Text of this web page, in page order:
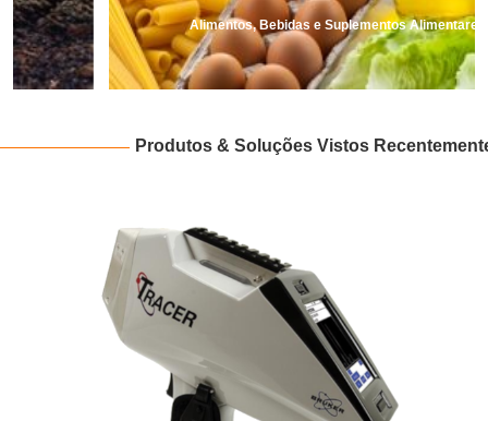
Alimentos, Bebidas e Suplementos Alimentares
Produtos & Soluções Vistos